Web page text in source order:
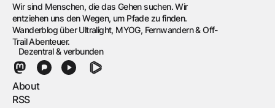
Wir sind Menschen, die das Gehen suchen. Wir
entziehen uns den Wegen, um Pfade zu finden.
Wanderblog über Ultralight, MYOG, Fernwandern & Off-
Trail Abenteuer.
About
RSS
Dezentral & verbunden